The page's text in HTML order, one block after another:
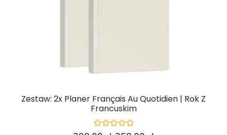
Zestaw: 2x Planer Français Au Quotidien | Rok Z
Francuskim
Oceniono